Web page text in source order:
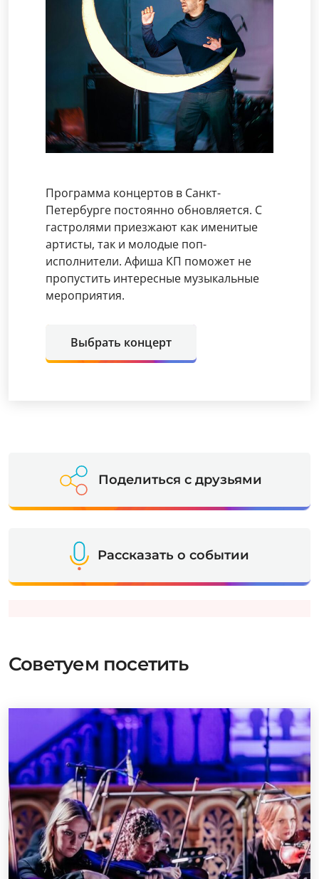
Программа концертов в Санкт-
Петербурге постоянно обновляется. С
гастролями приезжают как именитые
артисты, так и молодые поп-
исполнители. Афиша КП поможет не
пропустить интересные музыкальные
мероприятия.
Выбрать концерт
Поделиться с друзьями
Рассказать о событии
Советуем посетить